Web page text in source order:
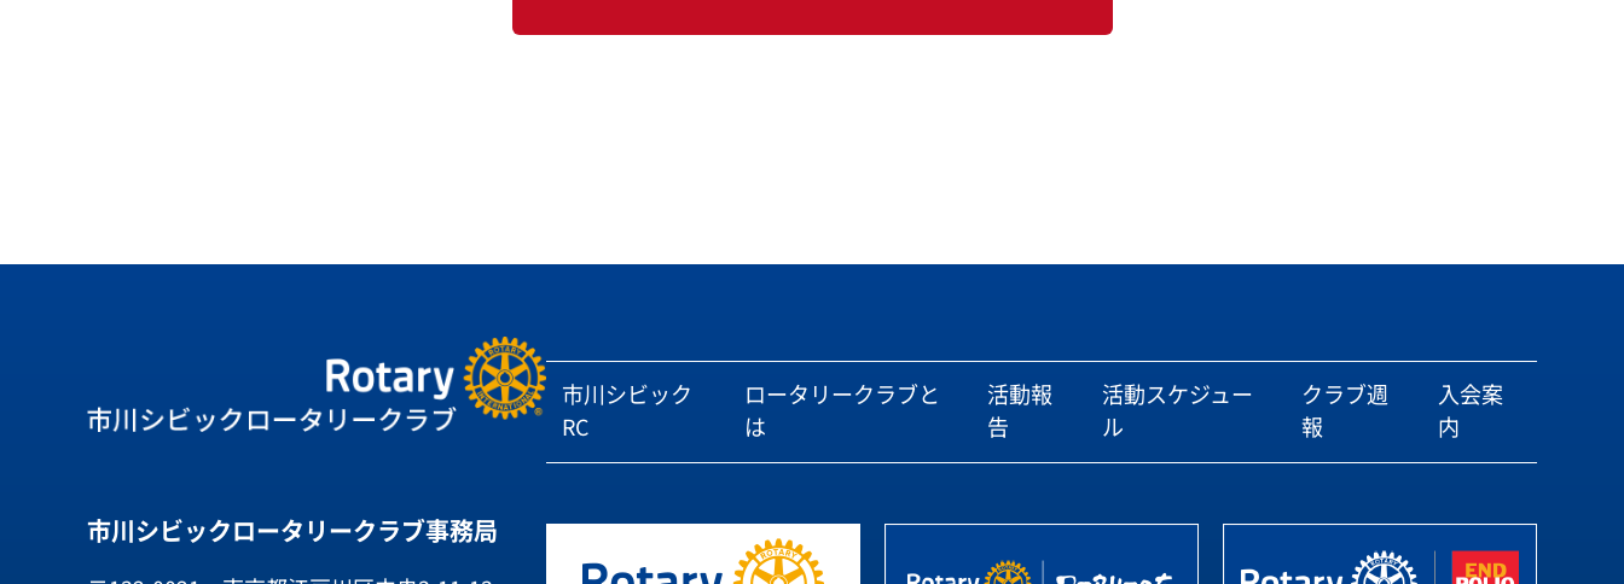
市川シビックロータリークラブ事務局
市川シビック
RC
ロータリークラブと
は
活動報
告
活動スケジュー
ル
クラブ週
報
入会案
内